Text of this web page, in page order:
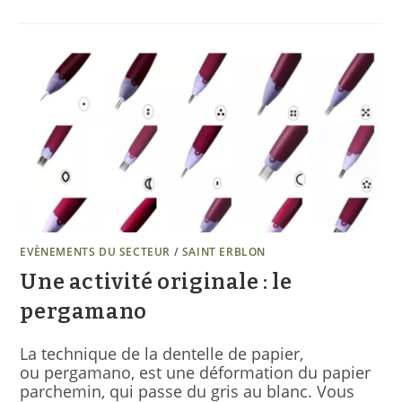
EVÈNEMENTS DU SECTEUR / SAINT ERBLON
Une activité originale : le
pergamano
La technique de la dentelle de papier,
ou pergamano, est une déformation du papier
parchemin, qui passe du gris au blanc. Vous